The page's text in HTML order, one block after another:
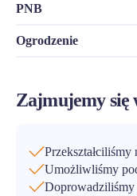
PNB
Ogrodzenie
Zajmujemy się
Przekształciliśmy
Umożliwliśmy
Doprowadziliśmy